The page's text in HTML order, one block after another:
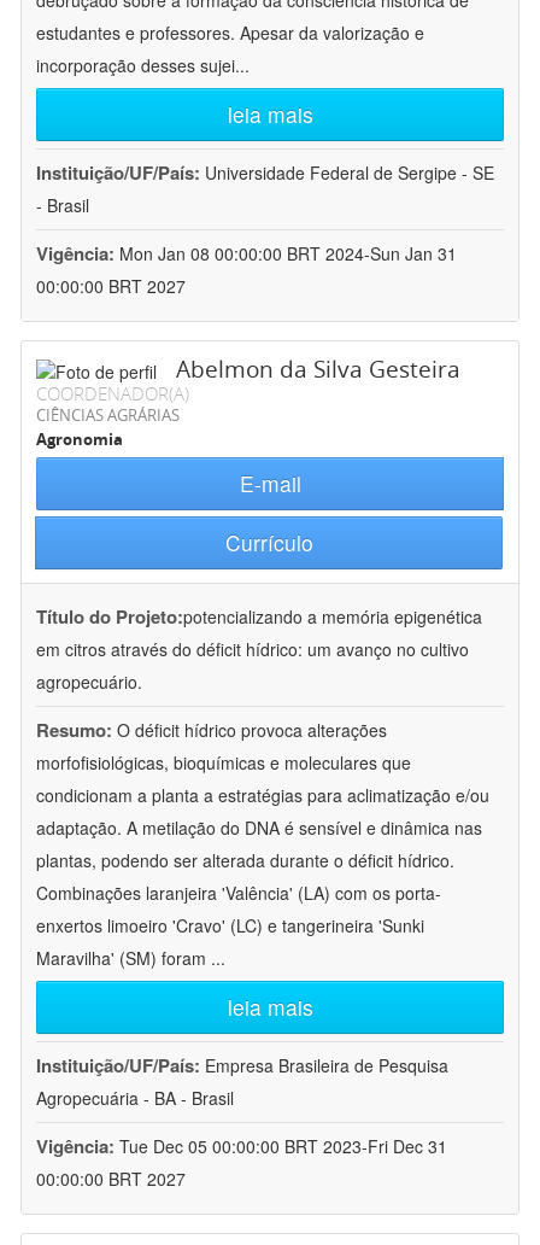
estudantes e professores. Apesar da valorização e
incorporação desses sujei...
leia mais
Instituição/UF/País: Universidade Federal de Sergipe - SE
- Brasil
Vigência: Mon Jan 08 00:00:00 BRT 2024-Sun Jan 31
00:00:00 BRT 2027
Abelmon da Silva Gesteira
COORDENADOR(A)
CIÊNCIAS AGRÁRIAS
Agronomia
E-mail
Currículo
Título do Projeto:potencializando a memória epigenética
em citros através do déficit hídrico: um avanço no cultivo
agropecuário.
Resumo: O déficit hídrico provoca alterações
morfofisiológicas, bioquímicas e moleculares que
condicionam a planta a estratégias para aclimatização e/ou
adaptação. A metilação do DNA é sensível e dinâmica nas
plantas, podendo ser alterada durante o déficit hídrico.
Combinações laranjeira 'Valência' (LA) com os porta-
enxertos limoeiro 'Cravo' (LC) e tangerineira 'Sunki
Maravilha' (SM) foram ...
leia mais
Instituição/UF/País: Empresa Brasileira de Pesquisa
Agropecuária - BA - Brasil
Vigência: Tue Dec 05 00:00:00 BRT 2023-Fri Dec 31
00:00:00 BRT 2027